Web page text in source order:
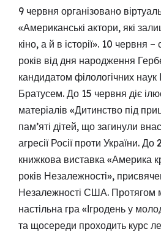
9 червня організовано
«Американські актори, які
кіно, а й в історії». 10 червня
років від дня народження
кандидатом філологічних
Братусем. До 15 червня діє
матеріалів «Дитинство під
пам’яті дітей, що загинули
агресії Росії проти України.
книжкова виставка «Америка
років Незалежності»,
Незалежності США. Протягом
настільна гра «Ігродень у
та щосереди проходить курс